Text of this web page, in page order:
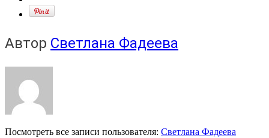
Автор Светлана Фадеева
Посмотреть все записи пользователя: Светлана Фадеева